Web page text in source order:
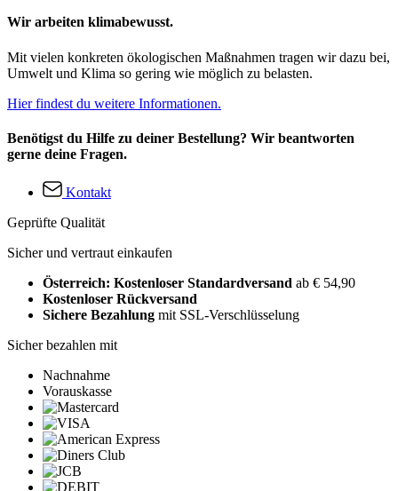
Wir arbeiten klimabewusst.
Mit vielen konkreten ökologischen Maßnahmen tragen wir dazu bei,
Umwelt und Klima so gering wie möglich zu belasten.
Hier findest du weitere Informationen.
Benötigst du Hilfe zu deiner Bestellung? Wir beantworten
gerne deine Fragen.
Kontakt
Geprüfte Qualität
Sicher und vertraut einkaufen
Österreich: Kostenloser Standardversand ab € 54,90
Kostenloser Rückversand
Sichere Bezahlung mit SSL-Verschlüsselung
Sicher bezahlen mit
Nachnahme
Vorauskasse